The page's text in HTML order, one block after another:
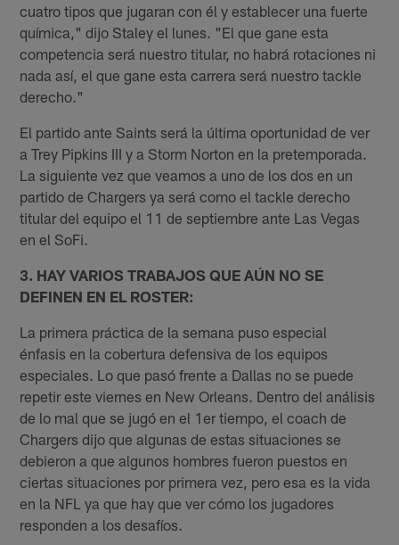
cuatro tipos que jugaran con él y establecer una fuerte
química," dijo Staley el lunes. "El que gane esta
competencia será nuestro titular, no habrá rotaciones ni
nada así, el que gane esta carrera será nuestro tackle
derecho."
El partido ante Saints será la última oportunidad de ver
a Trey Pipkins III y a Storm Norton en la pretemporada.
La siguiente vez que veamos a uno de los dos en un
partido de Chargers ya será como el tackle derecho
titular del equipo el 11 de septiembre ante Las Vegas
en el SoFi.
3. HAY VARIOS TRABAJOS QUE AÚN NO SE
DEFINEN EN EL ROSTER:
La primera práctica de la semana puso especial
énfasis en la cobertura defensiva de los equipos
especiales. Lo que pasó frente a Dallas no se puede
repetir este viernes en New Orleans. Dentro del análisis
de lo mal que se jugó en el 1er tiempo, el coach de
Chargers dijo que algunas de estas situaciones se
debieron a que algunos hombres fueron puestos en
ciertas situaciones por primera vez, pero esa es la vida
en la NFL ya que hay que ver cómo los jugadores
responden a los desafíos.